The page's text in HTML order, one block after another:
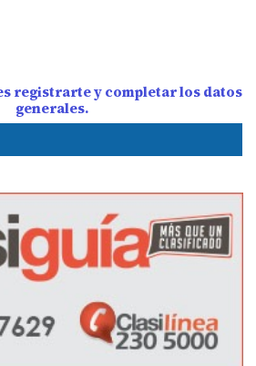
registrarte y completar los datos
generales.